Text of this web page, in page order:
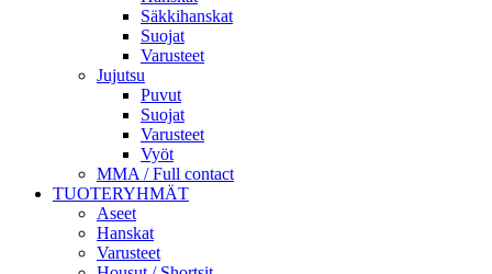
Säkkihanskat
Suojat
Varusteet
Jujutsu
Puvut
Suojat
Varusteet
Vyöt
MMA / Full contact
TUOTERYHMÄT
Aseet
Hanskat
Varusteet